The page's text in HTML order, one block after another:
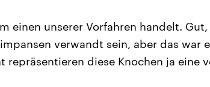
einen unserer Vorfahren handelt.
verwandt sein, aber das war
diese Knochen ja eine